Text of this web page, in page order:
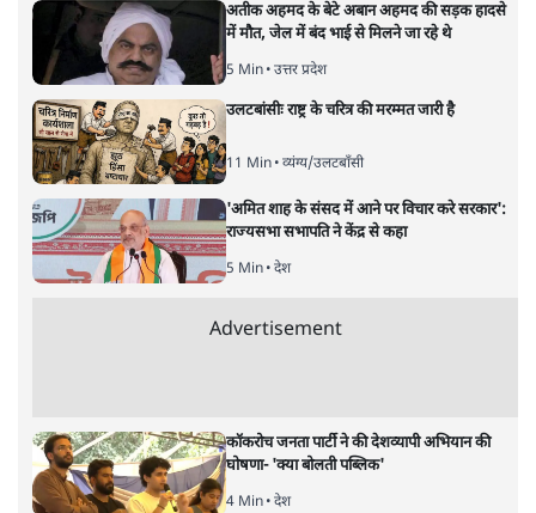
अतीक अहमद के बेटे अबान अहमद की सड़क हादसे
में मौत, जेल में बंद भाई से मिलने जा रहे थे
5 Min• उत्तर प्रदेश
उलटबांसीः राष्ट्र के चरित्र की मरम्मत जारी है
11 Min• व्यंग्य/उलटबाँसी
'अमित शाह के संसद में आने पर विचार करे सरकार':
राज्यसभा सभापति ने केंद्र से कहा
5 Min• देश
Advertisement
कॉकरोच जनता पार्टी ने की देशव्यापी अभियान की
घोषणा- 'क्या बोलती पब्लिक'
4 Min• देश